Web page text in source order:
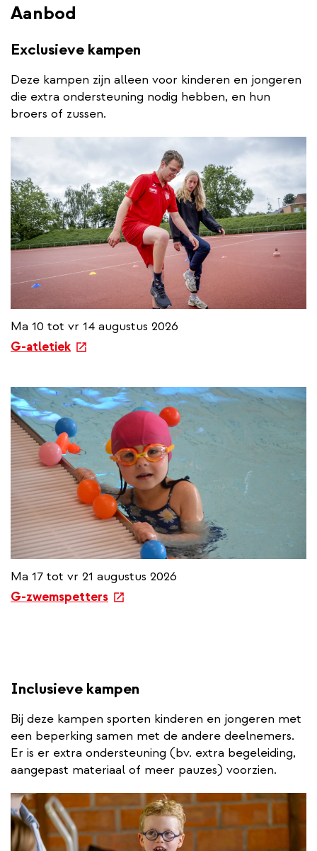
Aanbod
Exclusieve kampen
Deze kampen zijn alleen voor kinderen en jongeren
die extra ondersteuning nodig hebben, en hun
broers of zussen.
Ma 10 tot vr 14 augustus 2026
G-atletiek
e
e
r
n
a
l
l
i
n
k
Ma 17 tot vr 21 augustus 2026
G-zwemspetters
e
n
a
l
l
i
n
Inclusieve kampen
Bij deze kampen sporten kinderen en jongeren met
een beperking samen met de andere deelnemers.
Er is er extra ondersteuning (bv. extra begeleiding,
aangepast materiaal of meer pauzes) voorzien.